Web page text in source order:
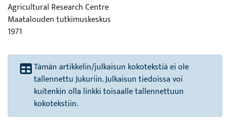
Agricultural Research Centre
Maatalouden tutkimuskeskus
1971
Tämän artikkelin/julkaisun kokotekstiä ei ole
tallennettu Jukuriin. Julkaisun tiedoissa voi
kuitenkin olla linkki toisaalle tallennettuun
kokotekstiin.